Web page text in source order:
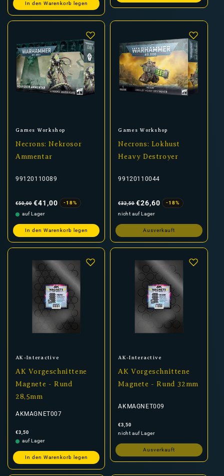
In den Warenkorb legen
Anbieter:
Games Workshop
Necrons: Nekrosor
Ammentar
99120110089
Preis
€50,00 €41,00
-18%
auf Lager
In den Warenkorb legen
Anbieter:
Games Workshop
Necrons: Lokhust
Heavy Destroyer
99120110044
Preis
€32,50 €26,60
-18%
nicht auf Lager
Ausverkauft
Anbieter:
AK-Interactive
AK Vorgeschnittene
Magnete - Rund
28,5mm
AKMAGNET007
Normaler
Preis
€3,50
auf Lager
In den Warenkorb legen
Anbieter:
AK-Interactive
AK Vorgeschnittene
Magnete - Rund 32mm
AKMAGNET009
Normaler
Preis
€3,50
nicht auf Lager
Ausverkauft